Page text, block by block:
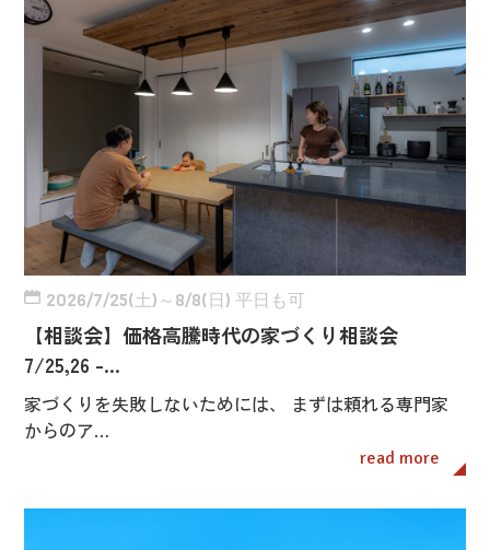
2026/7/25(土)～8/8(日) 平日も可
【相談会】価格高騰時代の家づくり相談会
7/25,26 -…
家づくりを失敗しないためには、 まずは頼れる専門家
からのア…
read more